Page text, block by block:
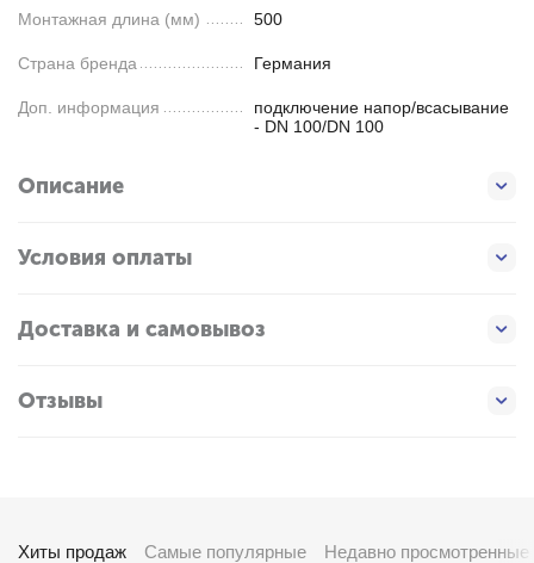
Монтажная длина (мм) 500
Страна бренда Германия
Доп. информация
подключение напор/всасывание
- DN 100/DN 100
Описание
Условия оплаты
Доставка и самовывоз
Отзывы
Хиты продаж Самые популярные Недавно просмотренные